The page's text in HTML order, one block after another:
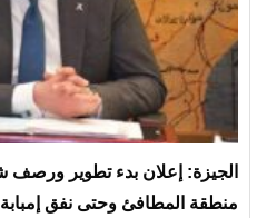
منطقة المطافئ وحتى نفق إمبابة